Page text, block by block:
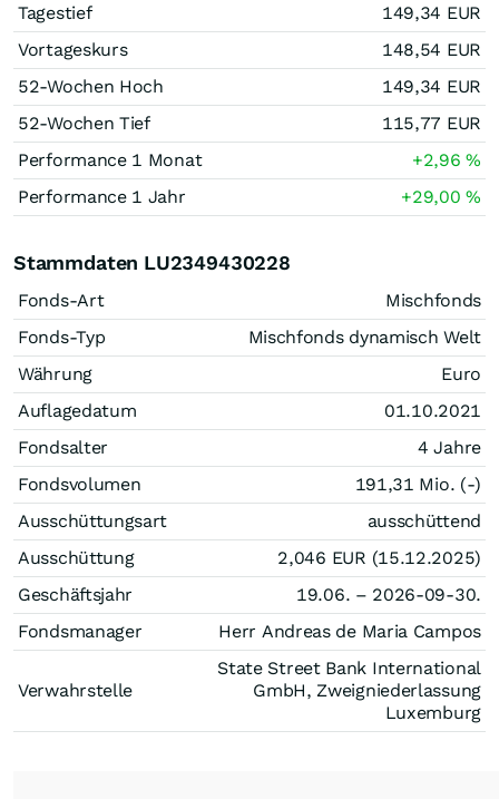
Tagestief 149,34 EUR
Vortageskurs
148,54 EUR
52-Wochen Hoch
149,34 EUR
52-Wochen Tief
115,77 EUR
Performance 1 Monat
+2,96%
Performance 1 Jahr
+29,00%
Stammdaten LU2349430228
Fonds-Art
Mischfonds
Fonds-Typ
Mischfonds dynamisch Welt
Währung
Euro
Auflagedatum
01.10.2021
Fondsalter
4 Jahre
Fondsvolumen
191,31 Mio. (-)
Ausschüttungsart
ausschüttend
Ausschüttung
2,046 EUR (15.12.2025)
Geschäftsjahr
19.06. – 2026-09-30.
Fondsmanager
Herr Andreas de Maria Campos
Verwahrstelle
State Street Bank International
GmbH, Zweigniederlassung
Luxemburg